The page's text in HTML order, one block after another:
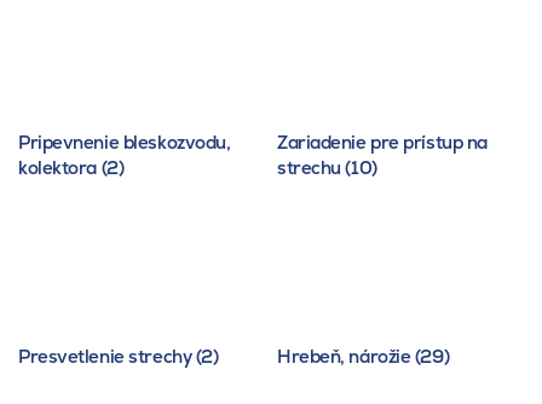
Pripevnenie bleskozvodu,
kolektora (2)
Zariadenie pre prístup na
strechu (10)
Presvetlenie strechy (2) Hrebeň, nárožie (29)